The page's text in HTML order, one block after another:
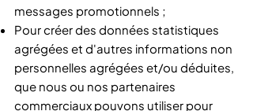
messages promotionnels ;
Pour créer des données statistiques
agrégées et d'autres informations non
personnelles agrégées et/ou déduites,
que nous ou nos partenaires
commerciaux pouvons utiliser pour